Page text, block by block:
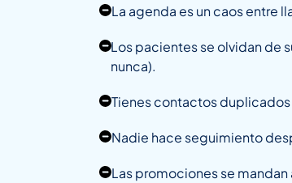
La agenda es un caos entre
Los pacientes se olvidan de
nunca).
Tienes contactos
Nadie hace seguimiento
Las promociones se